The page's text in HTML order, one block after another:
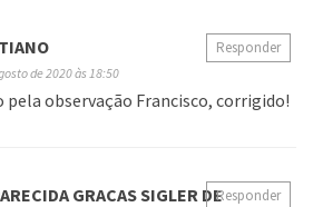
de 2020 às 18:50
pela observação Francisco, corrigido!
Responder
GRACAS SIGLER DEResponder